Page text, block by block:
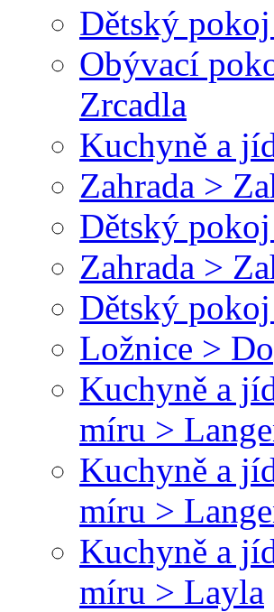
Dětský
Obývací
Zrcadla
Kuchyně a
Zahrada >
Dětský
Zahrada >
Dětský
Ložnice >
Kuchyně a
míru >
Kuchyně a
míru >
Kuchyně a
míru > Layla